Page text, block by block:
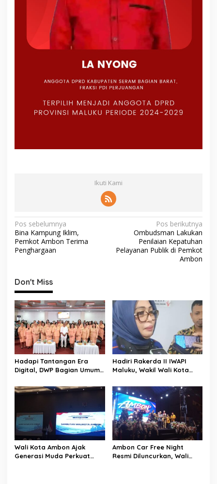
Ikuti Kami
N
a
v
g
a
s
i
p
o
s
Pos sebelumnya
Bina Kampung Iklim,
Pemkot Ambon Terima
Penghargaan
Pos berikutnya
Ombudsman Lakukan
Penilaian Kepatuhan
Pelayanan Publik di Pemkot
Ambon
Don't Miss
Hadapi Tantangan Era
Digital, DWP Bagian Umum
Edukasi Parenting Perkuat
Hadiri Rakerda II IWAPI
Maluku, Wakil Wali Kota
Perkuat UMKM dan
Pengusaha Perempuan
Wali Kota Ambon Ajak
Generasi Muda Perkuat
Ambon Car Free Night
Resmi Diluncurkan, Wali